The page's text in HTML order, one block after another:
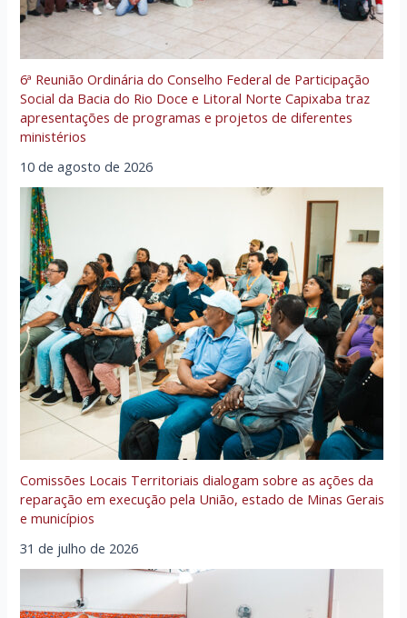
6ª Reunião Ordinária do Conselho Federal de Participação
Social da Bacia do Rio Doce e Litoral Norte Capixaba traz
apresentações de programas e projetos de diferentes
ministérios
10 de agosto de 2026
Comissões Locais Territoriais dialogam sobre as ações da
reparação em execução pela União, estado de Minas Gerais
e municípios
31 de julho de 2026